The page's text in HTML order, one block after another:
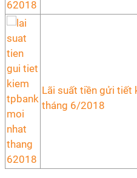
Lãi suất tiền gửi tiết
tháng 6/2018